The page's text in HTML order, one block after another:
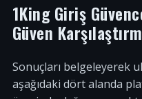
1King Giriş
Güven
Sonuçları belgeleyerek
aşağıdaki dört alanda